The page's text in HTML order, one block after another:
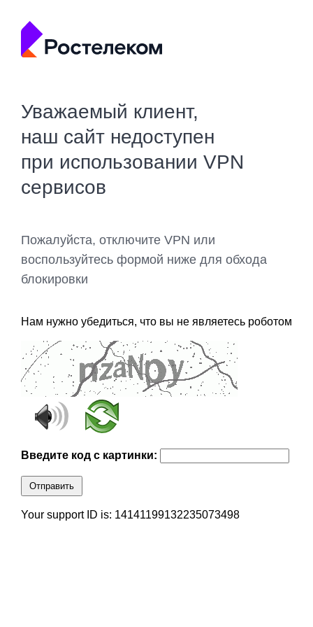
Уважаемый клиент,
наш сайт недоступен
при использовании VPN
сервисов
Пожалуйста, отключите VPN или
воспользуйтесь формой ниже для обхода
блокировки
Нам нужно убедиться, что вы не являетесь роботом
Введите код с картинки:
Отправить
Your support ID is: 14141199132235073498